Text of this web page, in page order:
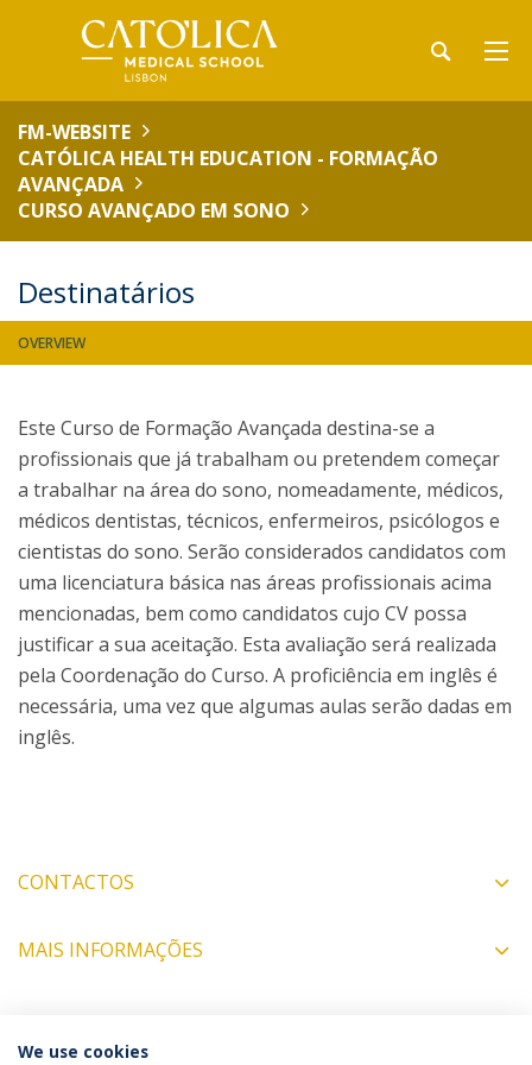
FM-WEBSITE
CATÓLICA HEALTH EDUCATION - FORMAÇÃO
AVANÇADA
CURSO AVANÇADO EM SONO
Destinatários
OVERVIEW
Este Curso de Formação Avançada destina-se a
profissionais que já trabalham ou pretendem começar
a trabalhar na área do sono, nomeadamente, médicos,
médicos dentistas, técnicos, enfermeiros, psicólogos e
cientistas do sono. Serão considerados candidatos com
uma licenciatura básica nas áreas profissionais acima
mencionadas, bem como candidatos cujo CV possa
justificar a sua aceitação. Esta avaliação será realizada
pela Coordenação do Curso. A proficiência em inglês é
necessária, uma vez que algumas aulas serão dadas em
inglês.
CONTACTOS
MAIS INFORMAÇÕES
COORDENADORES
We use cookies